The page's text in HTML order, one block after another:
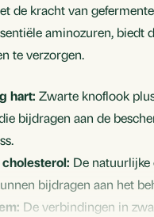
de kracht van
aminozuren, biedt
te verzorgen.
hart: Zwarte knoflook
bijdragen aan de
De
bijdragen aan het
De verbindingen in